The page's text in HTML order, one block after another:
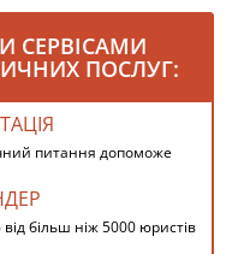
СЕРВІСАМИ
ПОСЛУГ:
питання допоможе
більш ніж 5000 юристів